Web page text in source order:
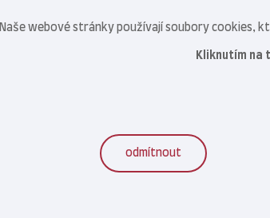
Naše webové stránky používají soubory cookies,
Kliknutím na
odmítnout